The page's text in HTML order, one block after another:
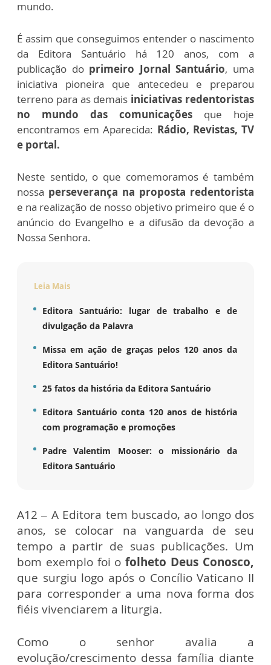
mundo.
É assim que conseguimos entender o nascimento
da Editora Santuário há 120 anos, com a
publicação do primeiro Jornal Santuário, uma
iniciativa pioneira que antecedeu e preparou
terreno para as demais iniciativas redentoristas
no mundo das comunicações que hoje
encontramos em Aparecida: Rádio, Revistas, TV
e portal.
Neste sentido, o que comemoramos é também
nossa perseverança na proposta redentorista
e na realização de nosso objetivo primeiro que é o
anúncio do Evangelho e a difusão da devoção a
Nossa Senhora.
Leia Mais
Editora Santuário: lugar de trabalho e de
divulgação da Palavra
Missa em ação de graças pelos 120 anos da
Editora Santuário!
25 fatos da história da Editora Santuário
Editora Santuário conta 120 anos de história
com programação e promoções
Padre Valentim Mooser: o missionário da
Editora Santuário
A12 – A Editora tem buscado, ao longo dos
anos, se colocar na vanguarda de seu
tempo a partir de suas publicações. Um
bom exemplo foi ofolheto Deus Conosco,
que surgiu logo após o Concílio Vaticano II
para corresponder a uma nova forma dos
fiéis vivenciarem a liturgia.
Como o senhor avalia a
evolução/crescimento dessa família diante